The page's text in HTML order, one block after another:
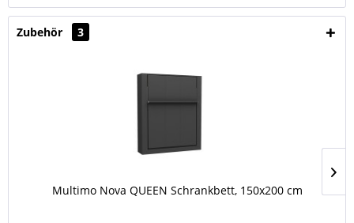
Zubehör 3
Multimo Nova QUEEN Schrankbett, 150x200 cm